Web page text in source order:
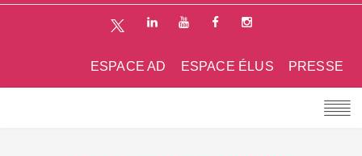
PRESSE
ESPACE ÉLUS
ESPACE AD